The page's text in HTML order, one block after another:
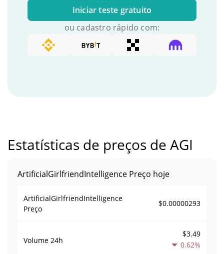
Iniciar teste gratuito
ou cadastro rápido com:
Estatísticas de preços de AGI
ArtificialGirlfriendIntelligence Preço hoje
ArtificialGirlfriendIntelligence
Preço
$0.00000293
Volume 24h
$3.49
0.62%